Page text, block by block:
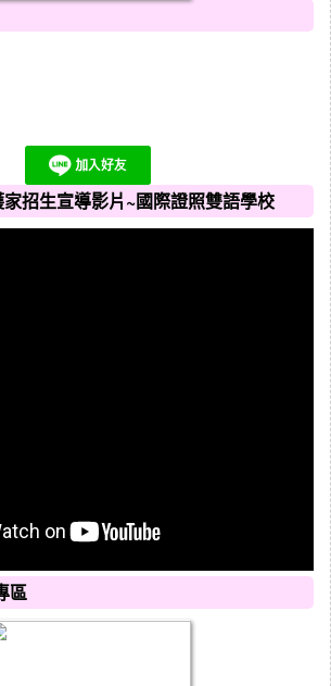
招生宣導影片~國際證照雙語學校
區